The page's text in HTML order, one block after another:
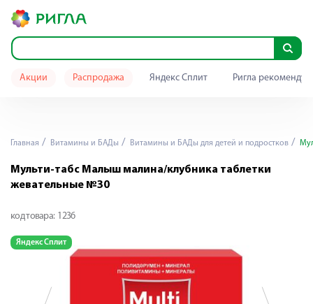
Акции Распродажа Яндекс Сплит Ригла
Главная Витамины и БАДы Витамины и БАДы для детей и подростков
Мульти-табс Малыш малина/клубника таблетки
жевательные №30
код товара: 1236
Яндекс Сплит